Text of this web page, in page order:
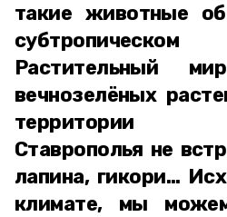
такие животные
Растительный
вечнозелёных
территории
Ставрополья не
лапина, гикори…
климате, мы